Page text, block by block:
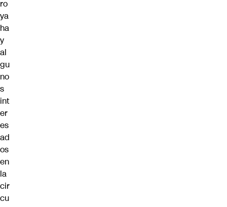
ro
ya
ha
y
al
gu
no
s
int
er
es
ad
os
en
la
cir
cu